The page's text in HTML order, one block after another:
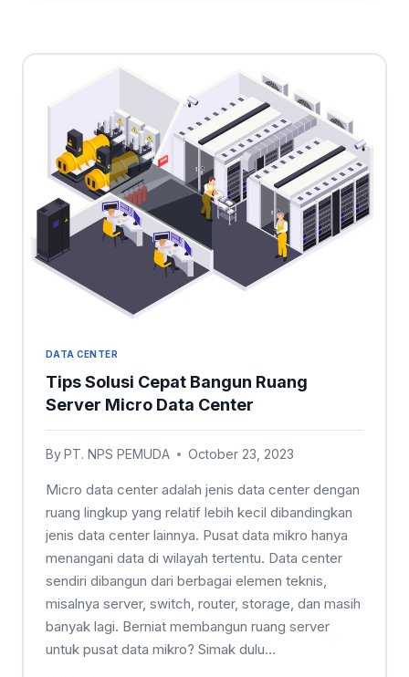
DATA CENTER
Tips Solusi Cepat Bangun Ruang
Server Micro Data Center
ByPT. NPS PEMUDA October 23, 2023
Micro data center adalah jenis data center dengan
ruang lingkup yang relatif lebih kecil dibandingkan
jenis data center lainnya. Pusat data mikro hanya
menangani data di wilayah tertentu. Data center
sendiri dibangun dari berbagai elemen teknis,
misalnya server, switch, router, storage, dan masih
banyak lagi. Berniat membangun ruang server
untuk pusat data mikro? Simak dulu…